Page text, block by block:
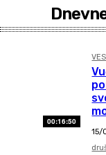
00:16:50
15/